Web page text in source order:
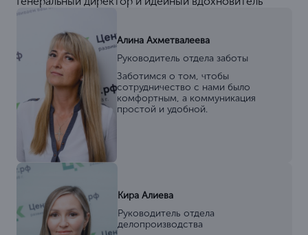
Алина Ахметвалеева
Руководитель отдела заботы
Заботимся о том, чтобы
сотрудничество с нами было
комфортным, а коммуникация
простой и удобной.
Кира Алиева
Руководитель отдела
делопроизводства